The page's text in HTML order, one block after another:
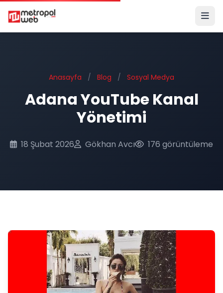
Ana içeriğe geç
Anasayfa / Blog / Sosyal Medya
Adana YouTube Kanal
Yönetimi
18 Şubat 2026 Gökhan Avcı 176 görüntüleme